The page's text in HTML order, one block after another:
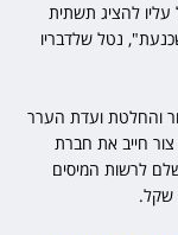
להציג תשתית
נטל שלדבריו
והחלטת ועדת הערר
חייב את חברת
לרשות המיסים